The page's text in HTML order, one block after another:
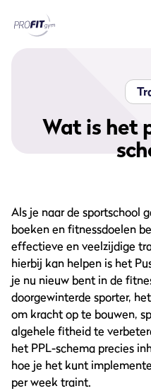
Alle
Wat is het
Als je naar de sportschool
boeken en fitnessdoelen
effectieve en veelzijdige
hierbij kan helpen is het
je nu nieuw bent in de
doorgewinterde sporter,
om kracht op te bouwen,
algehele fitheid te
het PPL-schema precies
hoe je het kunt
per week traint.